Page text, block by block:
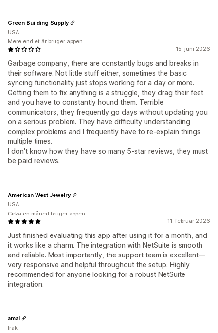
15. juni 2026
Garbage company, there are constantly bugs and breaks in
their software. Not little stuff either, sometimes the basic
syncing functionality just stops working for a day or more.
Getting them to fix anything is a struggle, they drag their feet
and you have to constantly hound them. Terrible
communicators, they frequently go days without updating you
on a serious problem. They have difficulty understanding
complex problems and I frequently have to re-explain things
multiple times.
I don't know how they have so many 5-star reviews, they must
be paid reviews.
Green Building Supply
USA
Mere end et år bruger appen
11. februar 2026
Just finished evaluating this app after using it for a month, and
it works like a charm. The integration with NetSuite is smooth
and reliable. Most importantly, the support team is excellent—
very responsive and helpful throughout the setup. Highly
recommended for anyone looking for a robust NetSuite
integration.
American West Jewelry
USA
Cirka en måned bruger appen
amal
Irak